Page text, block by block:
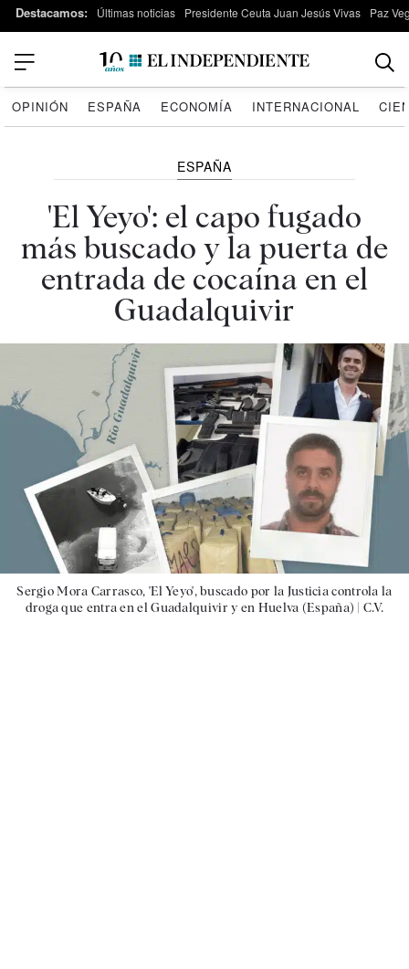
Destacamos: Últimas noticias Presidente Ceuta Juan Jesús Vivas Paz
OPINIÓN ESPAÑA ECONOMÍA INTERNACIONAL
ESPAÑA
'El Yeyo': el capo fugado
más buscado y la puerta de
entrada de cocaína en el
Guadalquivir
Sergio Mora Carrasco, 'El Yeyo', buscado por la Justicia controla la
droga que entra en el Guadalquivir y en Huelva (España) |C.V.